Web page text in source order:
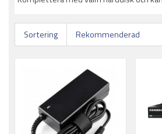
Sortering